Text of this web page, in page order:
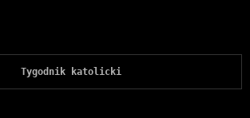
Tygodnik katolicki